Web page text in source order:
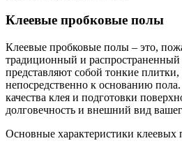
Клеевые пробковые полы
Клеевые пробковые полы – это,
традиционный и
представляют собой тонкие
непосредственно к основанию
качества клея и подготовки
долговечность и внешний вид
Основные характеристики клеевых